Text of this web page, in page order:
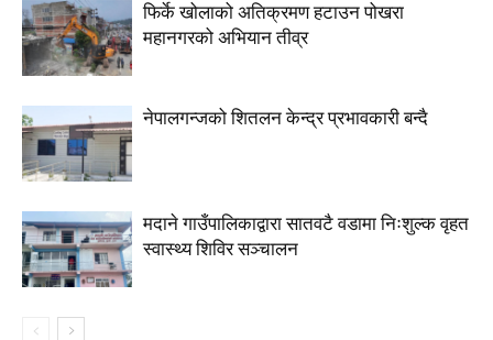
फिर्के खोलाको अतिक्रमण हटाउन पोखरा
महानगरको अभियान तीव्र
नेपालगन्जको शितलन केन्द्र प्रभावकारी बन्दै
मदाने गाउँपालिकाद्वारा सातवटै वडामा निःशुल्क वृहत
स्वास्थ्य शिविर सञ्चालन